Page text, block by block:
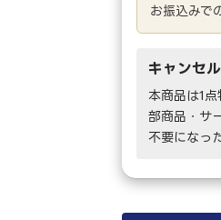
お振込みで
キャンセ
本商品は1
部商品・サ
不要になっ